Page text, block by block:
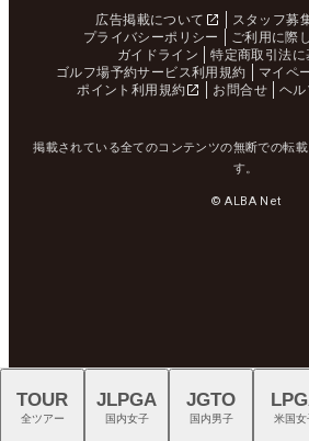
広告掲載について スタッフ募
プライバシーポリシー
ご利用に際
ガイドライン
特定商取引法
ゴルフ場予約サービス利用規約
マイペ
ポイント利用規約
お問合せ ヘ
掲載されている全てのコンテンツの無断での転
す。
© ALBA Net
TOUR
全ツアー
JLPGA
国内女子
JGTO
国内男子 米国女